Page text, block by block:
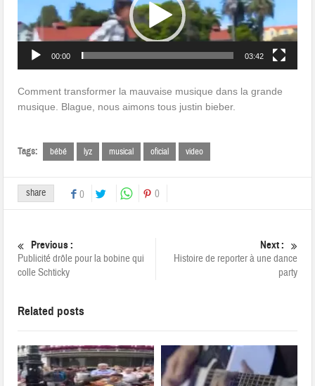
00:00 03:42
Comment transformer la mauvaise musique dans la grande
musique. Blague, nous aimons tous justin bieber.
Tags: bébé lyz musical oficial video
share 0 0
Previous :
Publicité drôle pour la bobine qui
colle Schticky
Next :
Histoire de reporter à une dance
party
Related posts